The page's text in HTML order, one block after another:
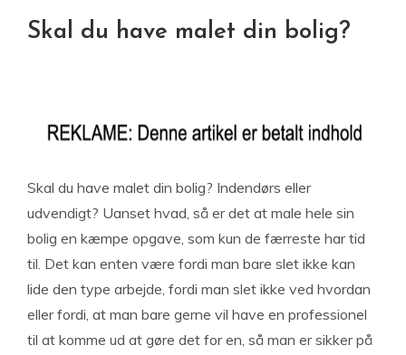
Skal du have malet din bolig?
Skal du have malet din bolig? Indendørs eller
udvendigt? Uanset hvad, så er det at male hele sin
bolig en kæmpe opgave, som kun de færreste har tid
til. Det kan enten være fordi man bare slet ikke kan
lide den type arbejde, fordi man slet ikke ved hvordan
eller fordi, at man bare gerne vil have en professionel
til at komme ud at gøre det for en, så man er sikker på